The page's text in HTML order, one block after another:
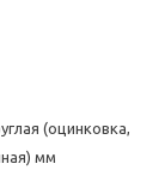
(оцинковка,
мм